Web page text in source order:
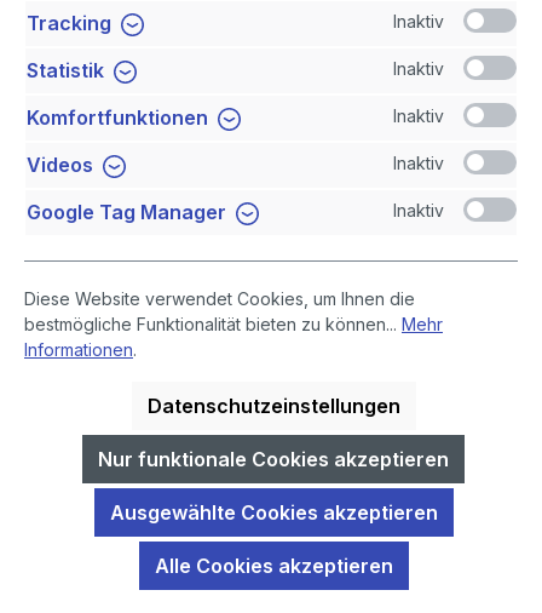
Shop Service
Newsletter
* Alle Preise inklusive gesetzlicher Mehrwertsteuer, zuzüglich
Versandkosten
GIDA-Medien sind ausschließlich für den Unterricht an Schulen
geeignet und bestimmt (§ 60a und § 60b UrhG).
Tracking Inaktiv
Statistik Inaktiv
Komfortfunktionen Inaktiv
Videos Inaktiv
Google Tag Manager Inaktiv
Diese Website verwendet Cookies, um Ihnen die
bestmögliche Funktionalität bieten zu können... Mehr
Informationen.
Datenschutzeinstellungen
Nur funktionale Cookies akzeptieren
Ausgewählte Cookies akzeptieren
Alle Cookies akzeptieren